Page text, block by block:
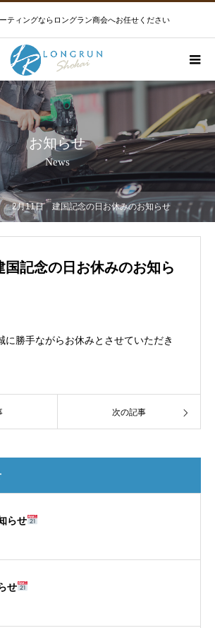
ティングならロングラン商会へお任せください
お知らせ
News
2月11日 建国記念の日お休みのお知らせ
記念の日お休みのお知ら
に勝手ながらお休みとさせていただき
次の記事
らせ
せ